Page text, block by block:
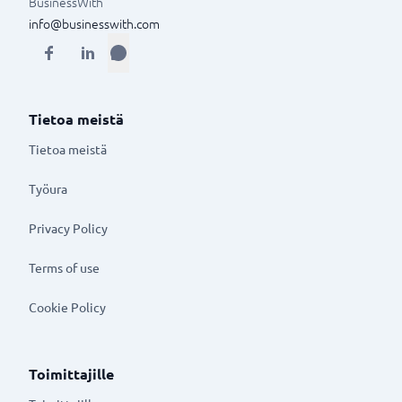
info@businesswith.com
Tietoa meistä
Tietoa meistä
Työura
Privacy Policy
Terms of use
Cookie Policy
Toimittajille